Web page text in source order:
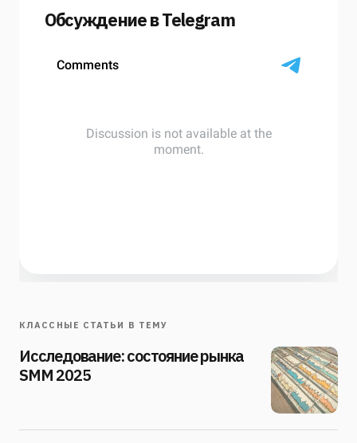
Обсуждение в Telegram
КЛАССНЫЕ СТАТЬИ В ТЕМУ
Исследование: состояние рынка
SMM 2025